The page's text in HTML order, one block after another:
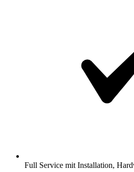
Full Service mit Installation,